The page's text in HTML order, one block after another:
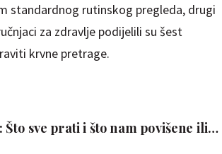
standardnog rutinskog pregleda, drugi
za zdravlje podijelili su šest
krvne pretrage.
sve prati i što nam povišene ili
zdravlju?